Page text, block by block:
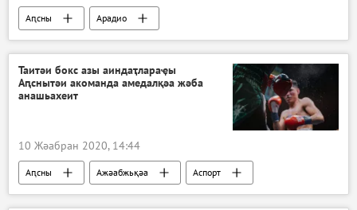
Аԥсны Арадио
Таитәи бокс азы аиндаҭлараҿы
Аԥснытәи акоманда амедалқәа жәба
анашьахеит
10 Жәабран 2020, 14:44
Аԥсны Ажәабжьқәа Аспорт